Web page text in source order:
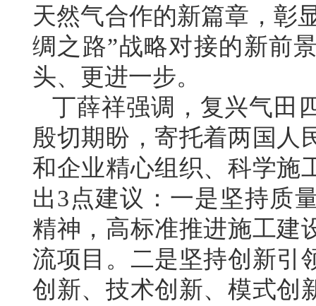
天然气合作的新篇章，彰
绸之路”战略对接的新前
头、更进一步。
丁薛祥强调，复兴气田
殷切期盼，寄托着两国人
和企业精心组织、科学施
出3点建议：一是坚持质
精神，高标准推进施工建
流项目。二是坚持创新引
创新、技术创新、模式创